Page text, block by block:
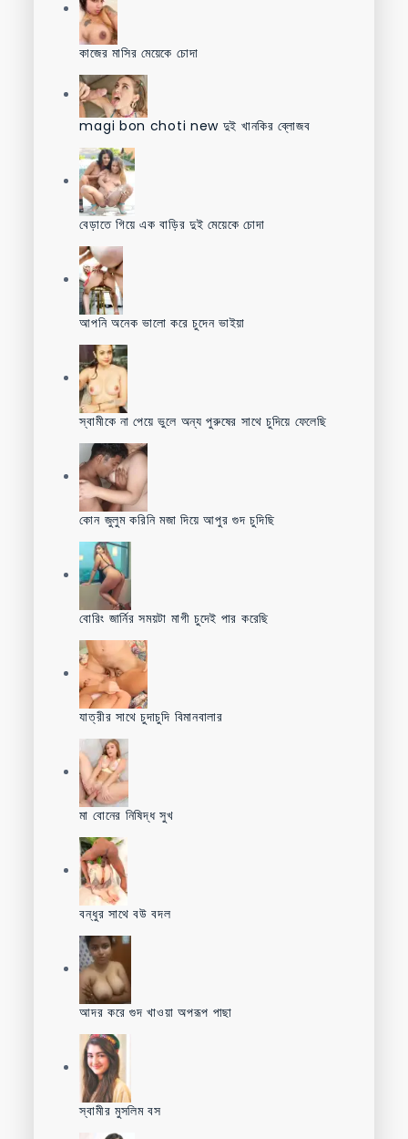
কাজের মাসির মেয়েকে চোদা
magi bon choti new দুই খানকির ব্লোজব
বেড়াতে গিয়ে এক বাড়ির দুই মেয়েকে চোদা
আপনি অনেক ভালো করে চুদেন ভাইয়া
স্বামীকে না পেয়ে ভুলে অন্য পুরুষের সাথে চুদিয়ে ফেলেছি
কোন জুলুম করিনি মজা দিয়ে আপুর গুদ চুদিছি
বোরিং জার্নির সময়টা মাগী চুদেই পার করেছি
যাত্রীর সাথে চুদাচুদি বিমানবালার
মা বোনের নিষিদ্ধ সুখ
বন্ধুর সাথে বউ বদল
আদর করে গুদ খাওয়া অপরূপ পাছা
স্বামীর মুসলিম বস